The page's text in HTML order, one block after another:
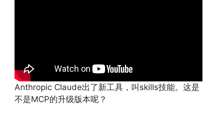
Anthropic Claude出了新工具，叫skills技能。这是
不是MCP的升级版本呢？